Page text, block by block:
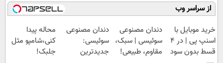
از سراسر وب
خرید موبایل با
اسنپ پی | در ۴
قسط بدون سود
دندان مصنوعی
سوئیسی | سبک،
مقاوم، طبیعی!
دندان مصنوعی
سوئیسی:
جدیدترین
محاله پیدا
کنی،شامپو مثل
جلبک!